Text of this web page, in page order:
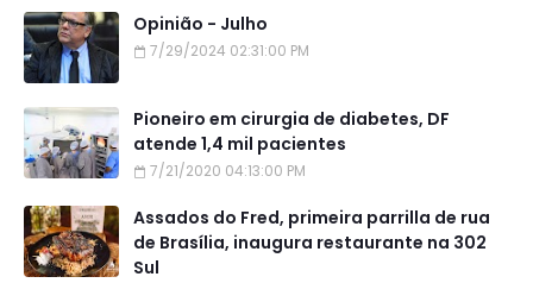
Opinião - Julho
7/29/2024 02:31:00 PM
Pioneiro em cirurgia de diabetes, DF
atende 1,4 mil pacientes
7/21/2020 04:13:00 PM
Assados do Fred, primeira parrilla de rua
de Brasília, inaugura restaurante na 302
Sul